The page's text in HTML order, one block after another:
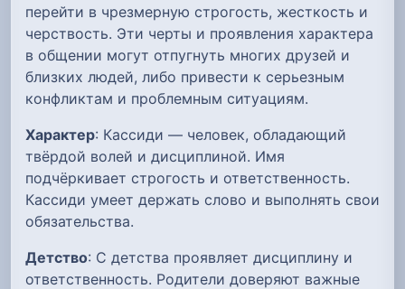
перейти в чрезмерную строгость, жесткость и
черствость. Эти черты и проявления характера
в общении могут отпугнуть многих друзей и
близких людей, либо привести к серьезным
конфликтам и проблемным ситуациям.
Характер: Кассиди — человек, обладающий
твёрдой волей и дисциплиной. Имя
подчёркивает строгость и ответственность.
Кассиди умеет держать слово и выполнять свои
обязательства.
Детство: С детства проявляет дисциплину и
ответственность. Родители доверяют важные